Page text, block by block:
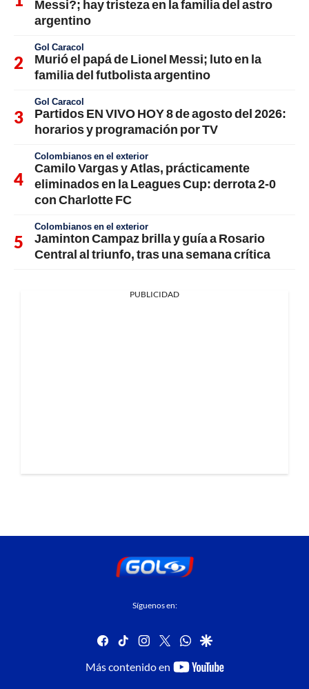
Messi?; hay tristeza en la familia del astro
argentino
Gol Caracol
Murió el papá de Lionel Messi; luto en la
familia del futbolista argentino
Gol Caracol
Partidos EN VIVO HOY 8 de agosto del 2026:
horarios y programación por TV
Colombianos en el exterior
Camilo Vargas y Atlas, prácticamente
eliminados en la Leagues Cup: derrota 2-0
con Charlotte FC
Colombianos en el exterior
Jaminton Campaz brilla y guía a Rosario
Central al triunfo, tras una semana crítica
PUBLICIDAD
Síguenos en:
facebook
tiktok instagram
twitterwhatsapp
google
Más contenido en
youtube-